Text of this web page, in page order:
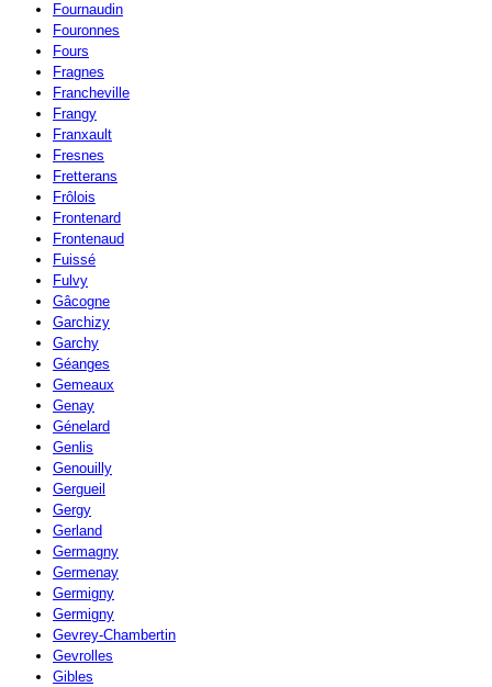
Fournaudin
Fouronnes
Fours
Fragnes
Francheville
Frangy
Franxault
Fresnes
Fretterans
Frôlois
Frontenard
Frontenaud
Fuissé
Fulvy
Gâcogne
Garchizy
Garchy
Géanges
Gemeaux
Genay
Génelard
Genlis
Genouilly
Gergueil
Gergy
Gerland
Germagny
Germenay
Germigny
Germigny
Gevrey-Chambertin
Gevrolles
Gibles